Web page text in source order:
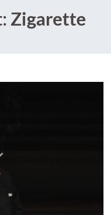
Zigarette